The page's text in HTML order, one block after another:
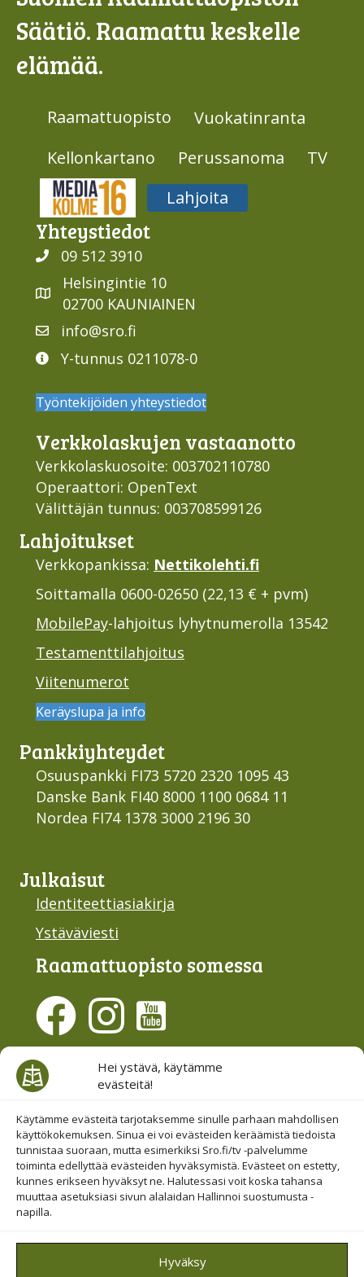
Hei ystävä, käytämme
evästeitä!
Käytämme evästeitä tarjotaksemme sinulle parhaan mahdollisen
käyttökokemuksen. Sinua ei voi evästeiden keräämistä tiedoista
tunnistaa suoraan, mutta esimerkiksi Sro.fi/tv -palvelumme
toiminta edellyttää evästeiden hyväksymistä. Evästeet on estetty,
kunnes erikseen hyväksyt ne. Halutessasi voit koska tahansa
muuttaa asetuksiasi sivun alalaidan Hallinnoi suostumusta -
napilla.
Hyväksy
Säätiö. Raamattu keskelle
elämää.
Raamattuopisto
Vuokatinranta
Kellonkartano
Perussanoma
TV
Media316
Lahjoita
Yhteys­tiedot
09 512 3910
Helsingintie 10
02700 KAUNIAINEN
info@sro.fi
Y-tunnus 0211078-0
Työntekijöiden yhteystiedot
Verkko­laskujen vastaan­otto
Verkkolaskuosoite: 003702110780
Operaattori: OpenText
Välittäjän tunnus: 003708599126
Lahjoi­tukset
Verkkopankissa: Nettikolehti.fi
Soittamalla 0600-02650 (22,13 € + pvm)
MobilePay-lahjoitus lyhytnumerolla 13542
Testamenttilahjoitus
Viitenumerot
Keräyslupa ja info
Pankki­yhteydet
Osuuspankki FI73 5720 2320 1095 43
Danske Bank FI40 8000 1100 0684 11
Nordea FI74 1378 3000 2196 30
Julkaisut
Identiteettiasiakirja
Ystäväviesti
Raamattu­opisto somessa
Evästesuostumus
Hallinnoi evästeitä
Etsi sivuiltamme
© 2019-2026 Suomen Raamattuopiston Säätiö